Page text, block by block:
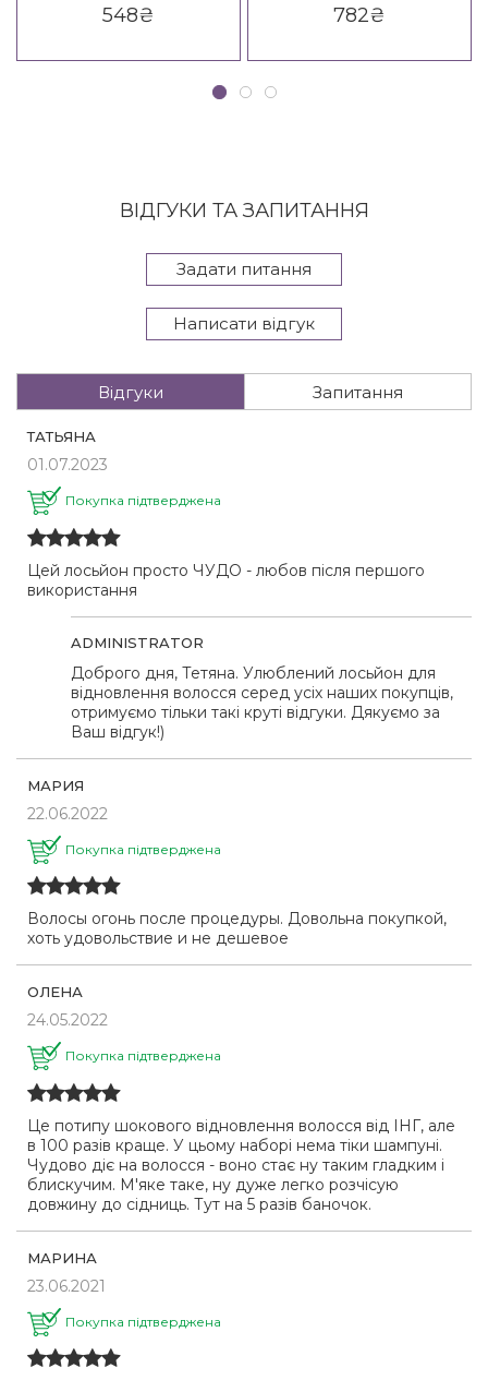
548₴ 782₴
ВІДГУКИ ТА ЗАПИТАННЯ
Задати питання
Написати відгук
Відгуки Запитання
ТАТЬЯНА
01.07.2023
Покупка підтверджена
Цей лосьйон просто ЧУДО - любов після першого
використання
ADMINISTRATOR
Доброго дня, Тетяна. Улюблений лосьйон для
відновлення волосся серед усіх наших покупців,
отримуємо тільки такі круті відгуки. Дякуємо за
Ваш відгук!)
МАРИЯ
22.06.2022
Покупка підтверджена
Волосы огонь после процедуры. Довольна покупкой,
хоть удовольствие и не дешевое
ОЛЕНА
24.05.2022
Покупка підтверджена
Це потипу шокового відновлення волосся від ІНГ, але
в 100 разів краще. У цьому наборі нема тіки шампуні.
Чудово діє на волосся - воно стає ну таким гладким і
блискучим. М'яке таке, ну дуже легко розчісую
довжину до сідниць. Тут на 5 разів баночок.
МАРИНА
23.06.2021
Покупка підтверджена